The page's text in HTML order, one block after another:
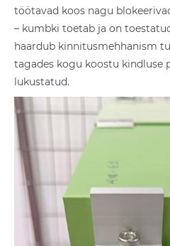
töötavad koos nagu
– kumbki toetab ja on
haardub kinnitusmehhanism
tagades kogu koostu kindluse
lukustatud.